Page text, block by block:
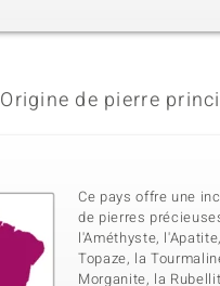
Origine de pierre
Ce pays offre une
de pierres
l'Améthyste,
Topaze, la
Morganite, la